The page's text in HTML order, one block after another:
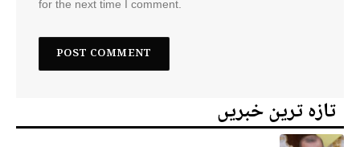
for the next time I comment.
تازہ ترین خبریں